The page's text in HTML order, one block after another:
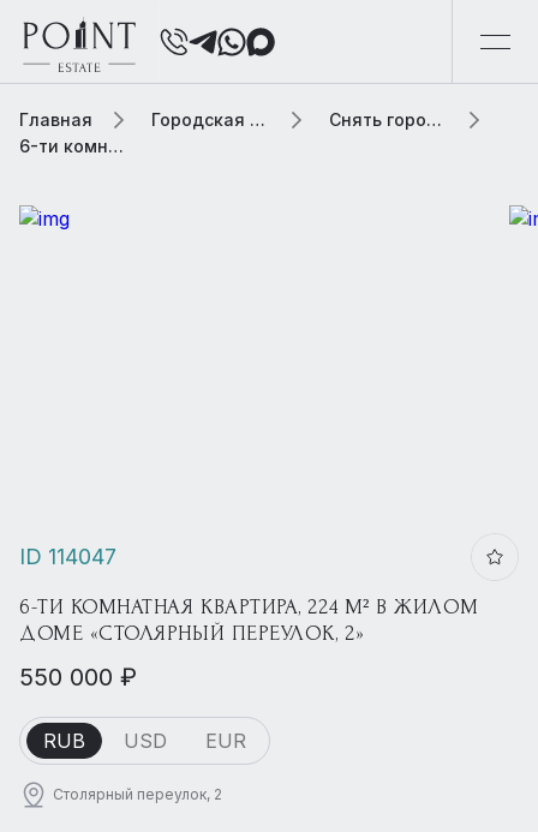
Главная Городская элитная недвижимость
Снять городскую недвижимость
6-ти комнатная квартира, 224 м² В жилом доме «Столярный переулок, 2»
ID 114047
6-ТИ КОМНАТНАЯ КВАРТИРА, 224 М² В ЖИЛОМ
ДОМЕ «СТОЛЯРНЫЙ ПЕРЕУЛОК, 2»
550 000 ₽
RUB USD EUR
Столярный переулок, 2